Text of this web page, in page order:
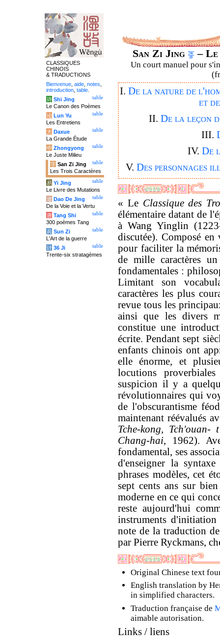
San Zi Jing –
Un court manuel pour
I. De la nature de
et
II. De la leçon
III.
IV. De
V. Des personnages
« Le Classique des
élémentaire datant de
à Wang Yinglin
discutée). Composé
pour faciliter la
de mille caractères
fondamentales :
Limitant son
caractères les plus
revue tous les
ainsi que les divers
constitue une
écrite. Pendant sept
enfants chinois ont
elle énorme, et
locutions
suspicion il y a
révolutionnaires qui
de l'obscurantisme
maintenant réévalués
Tche-kong,
Chang-hai, 1962).
fondamental, ses
d'enseigner la
phrases modèles, cet
sept cents ans sur
moderne en ce qui
reste aujourd'hui
instruments
note de la traduction
par Pierre Ryckmans,
Original Chinese text
English translation by
in simplified characters.
Traduction française de
aimable autorisation.
Links / liens
CLASSIQUES
CHINOIS
& TRADUCTIONS
Bienvenue aide notes
introduction table
table
诗 Shi Jing
Le Canon des Poèmes
table
论 Lun Yu
Les Entretiens
table
大 Daxue
La Grande Étude
table
中 Zhongyong
Le Juste Milieu
table
字 San Zi Jing
Les Trois Caractères
table
易 Yi Jing
Le Livre des Mutations
table
道 Dao De Jing
De la Voie et la Vertu
table
唐 Tang Shi
300 poèmes Tang
table
兵 Sun Zi
L'Art de la guerre
table
计 36 Ji
Trente-six stratagèmes